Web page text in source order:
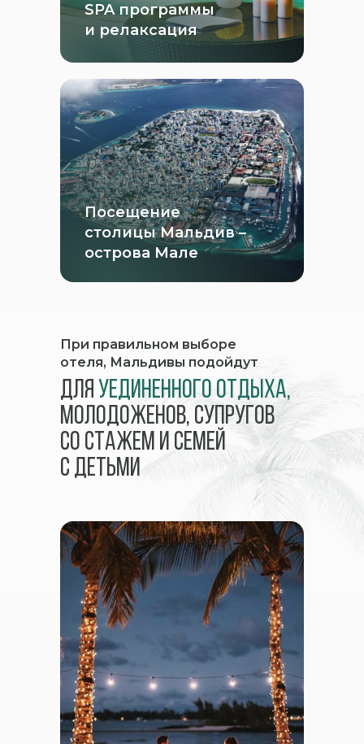
SPA программы
и релаксация
Посещение
столицы Мальдив –
острова Мале
Для уединенного отдыха,
молодоженов, супругов
со стажем и семей
с детьми
При правильном выборе
отеля, Мальдивы подойдут